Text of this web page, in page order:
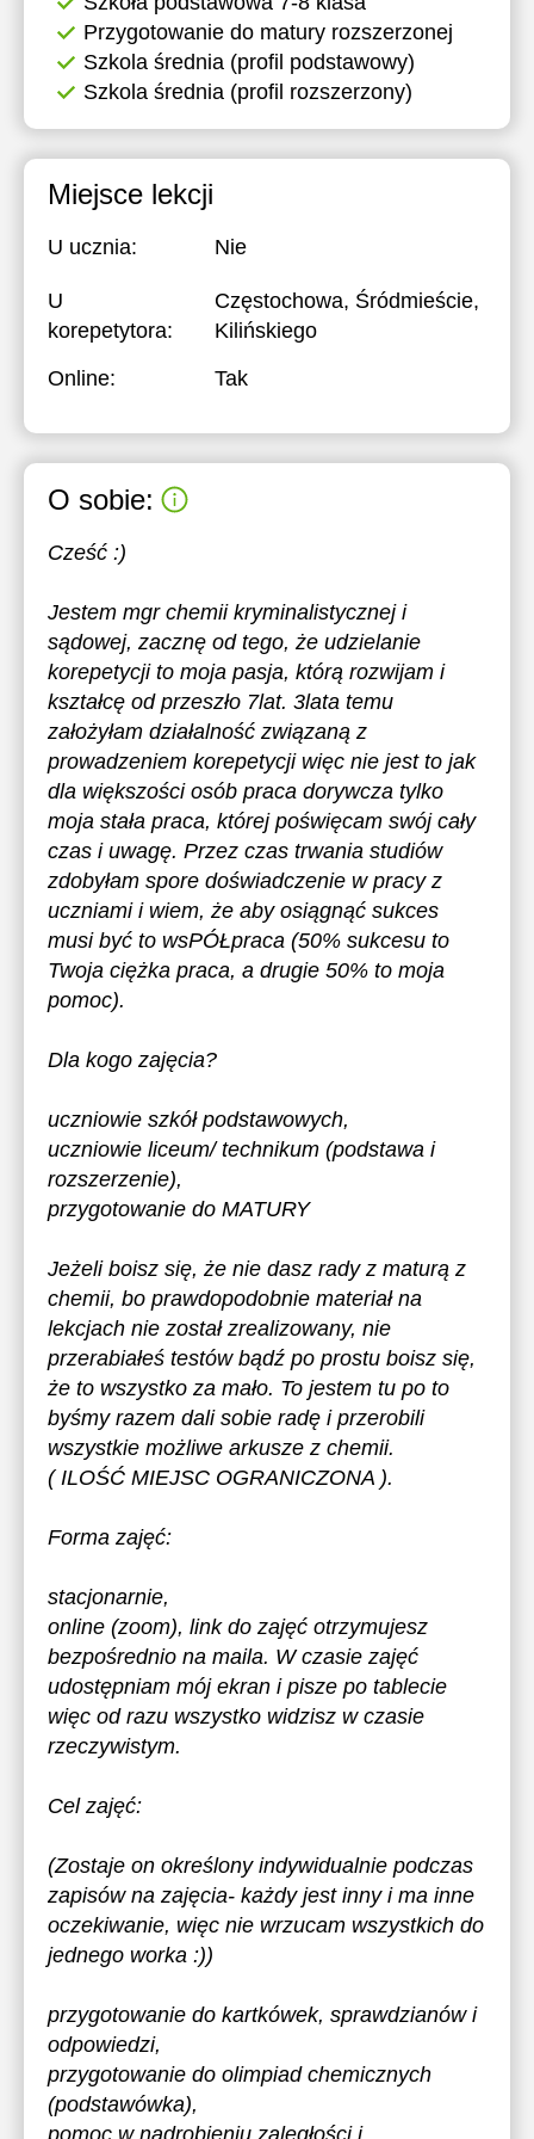
Przygotowanie do matury rozszerzonej
Szkola średnia (profil podstawowy)
Szkola średnia (profil rozszerzony)
Miejsce lekcji
U ucznia: Nie
U
korepetytora:
Częstochowa, Śródmieście,
Kilińskiego
Online:
Tak
O sobie:
Cześć :)
Jestem mgr chemii kryminalistycznej i
sądowej, zacznę od tego, że udzielanie
korepetycji to moja pasja, którą rozwijam i
kształcę od przeszło 7lat. 3lata temu
założyłam działalność związaną z
prowadzeniem korepetycji więc nie jest to jak
dla większości osób praca dorywcza tylko
moja stała praca, której poświęcam swój cały
czas i uwagę. Przez czas trwania studiów
zdobyłam spore doświadczenie w pracy z
uczniami i wiem, że aby osiągnąć sukces
musi być to wsPÓŁpraca (50% sukcesu to
Twoja ciężka praca, a drugie 50% to moja
pomoc).
Dla kogo zajęcia?
uczniowie szkół podstawowych,
uczniowie liceum/ technikum (podstawa i
rozszerzenie),
przygotowanie do MATURY
Jeżeli boisz się, że nie dasz rady z maturą z
chemii, bo prawdopodobnie materiał na
lekcjach nie został zrealizowany, nie
przerabiałeś testów bądź po prostu boisz się,
że to wszystko za mało. To jestem tu po to
byśmy razem dali sobie radę i przerobili
wszystkie możliwe arkusze z chemii.
( ILOŚĆ MIEJSC OGRANICZONA ).
Forma zajęć:
stacjonarnie,
online (zoom), link do zajęć otrzymujesz
bezpośrednio na maila. W czasie zajęć
udostępniam mój ekran i pisze po tablecie
więc od razu wszystko widzisz w czasie
rzeczywistym.
Cel zajęć:
(Zostaje on określony indywidualnie podczas
zapisów na zajęcia- każdy jest inny i ma inne
oczekiwanie, więc nie wrzucam wszystkich do
jednego worka :))
przygotowanie do kartkówek, sprawdzianów i
odpowiedzi,
przygotowanie do olimpiad chemicznych
(podstawówka),
pomoc w nadrobieniu zaległości i
17:30
20:00
17:30
18:00
19:30
20:00
20:30
17:30
18:00
20:30
21:00